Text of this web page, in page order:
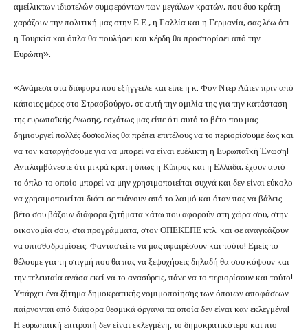
αμείλικτων ιδιοτελών συμφερόντων των μεγάλων κρατών, που δυο κράτη
χαράζουν την πολιτική μας στην Ε.Ε., η Γαλλία και η Γερμανία, σας λέω ότι
η Τουρκία και όπλα θα πουλήσει και κέρδη θα προσπορίσει από την
Ευρώπη».
«Ανάμεσα στα διάφορα που εξήγγειλε και είπε η κ. Φον Ντερ Λάιεν πριν από
κάποιες μέρες στο Στρασβούργο, σε αυτή την ομιλία της για την κατάσταση
της ευρωπαϊκής ένωσης, εσχάτως μας είπε ότι αυτό το βέτο που μας
δημιουργεί πολλές δυσκολίες θα πρέπει επιτέλους να το περιορίσουμε έως και
να τον καταργήσουμε για να μπορεί να είναι ευέλικτη η Ευρωπαϊκή Ένωση!
Αντιλαμβάνεστε ότι μικρά κράτη όπως η Κύπρος και η Ελλάδα, έχουν αυτό
το όπλο το οποίο μπορεί να μην χρησιμοποιείται συχνά και δεν είναι εύκολο
να χρησιμοποιείται διότι σε πιάνουν από το λαιμό και όταν πας να βάλεις
βέτο σου βάζουν διάφορα ζητήματα κάτω που αφορούν στη χώρα σου, στην
οικονομία σου, στα προγράμματα, στον ΟΠΕΚΕΠΕ κτλ. και σε αναγκάζουν
να οπισθοδρομίσεις. Φανταστείτε να μας αφαιρέσουν και τούτο! Εμείς το
θέλουμε για τη στιγμή που θα πας να ξεψυχήσεις δηλαδή θα σου κόψουν και
την τελευταία ανάσα εκεί να το ανασύρεις, πάνε να το περιορίσουν και τούτο!
Υπάρχει ένα ζήτημα δημοκρατικής νομιμοποίησης των όποιων αποφάσεων
παίρνονται από διάφορα θεσμικά όργανα τα οποία δεν είναι καν εκλεγμένα!
Η ευρωπαική επιτροπή δεν είναι εκλεγμένη, το δημοκρατικότερο και πιο